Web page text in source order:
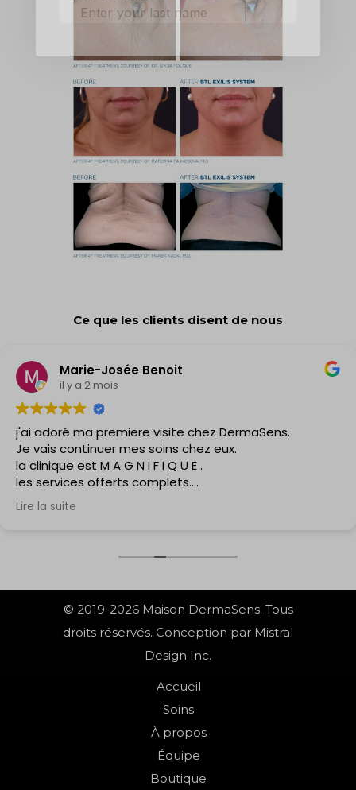
Ce que les clients disent de nous
Marie-Josée Benoit
il y a 2 mois
j'ai adoré ma premiere visite chez DermaSens.
Je vais continuer mes soins chez eux.
la clinique est M A G N I F I Q U E .
les services offerts complets.
J'ai hate d'y retourner.
les soins sont doux.
Lire la suite
© 2019-2026 Maison DermaSens. Tous
droits réservés. Conception par Mistral
Design Inc.
Accueil
Soins
À propos
Équipe
Boutique